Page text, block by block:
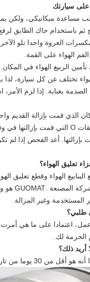
مساعدة ميكانيكي،
تختلف عن كل سيارة، لذا
إذا لزم
أعد الفحص إذا لم
تعليق الهواء؟
الهواء وقطع تعليق
المستخدمة وغير المزالة.
طلبي؟
الحزمة لك.
ذلك؟
غير المستخدمة و إلغاء تثبيت المنتجات.